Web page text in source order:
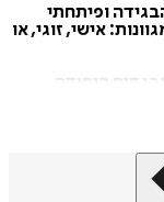
ופיתחתי
אישי, זוגי, או
היחידה
ויצרתי משחק